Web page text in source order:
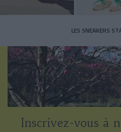
LES SNEAKERS
Inscrivez-vous à